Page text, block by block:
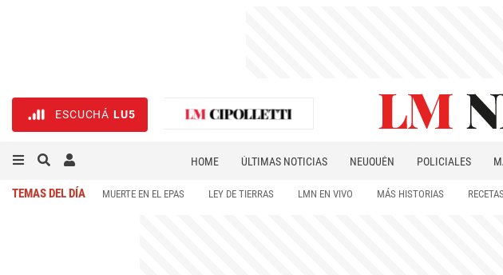
ESCUCHÁ LU5
HOME ÚLTIMAS NOTICIAS NEUQUÉN POLICIALES
TEMAS DEL DÍA MUERTE EN EL EPAS LEY DE TIERRAS LMN EN VIVO MÁS HISTORIAS